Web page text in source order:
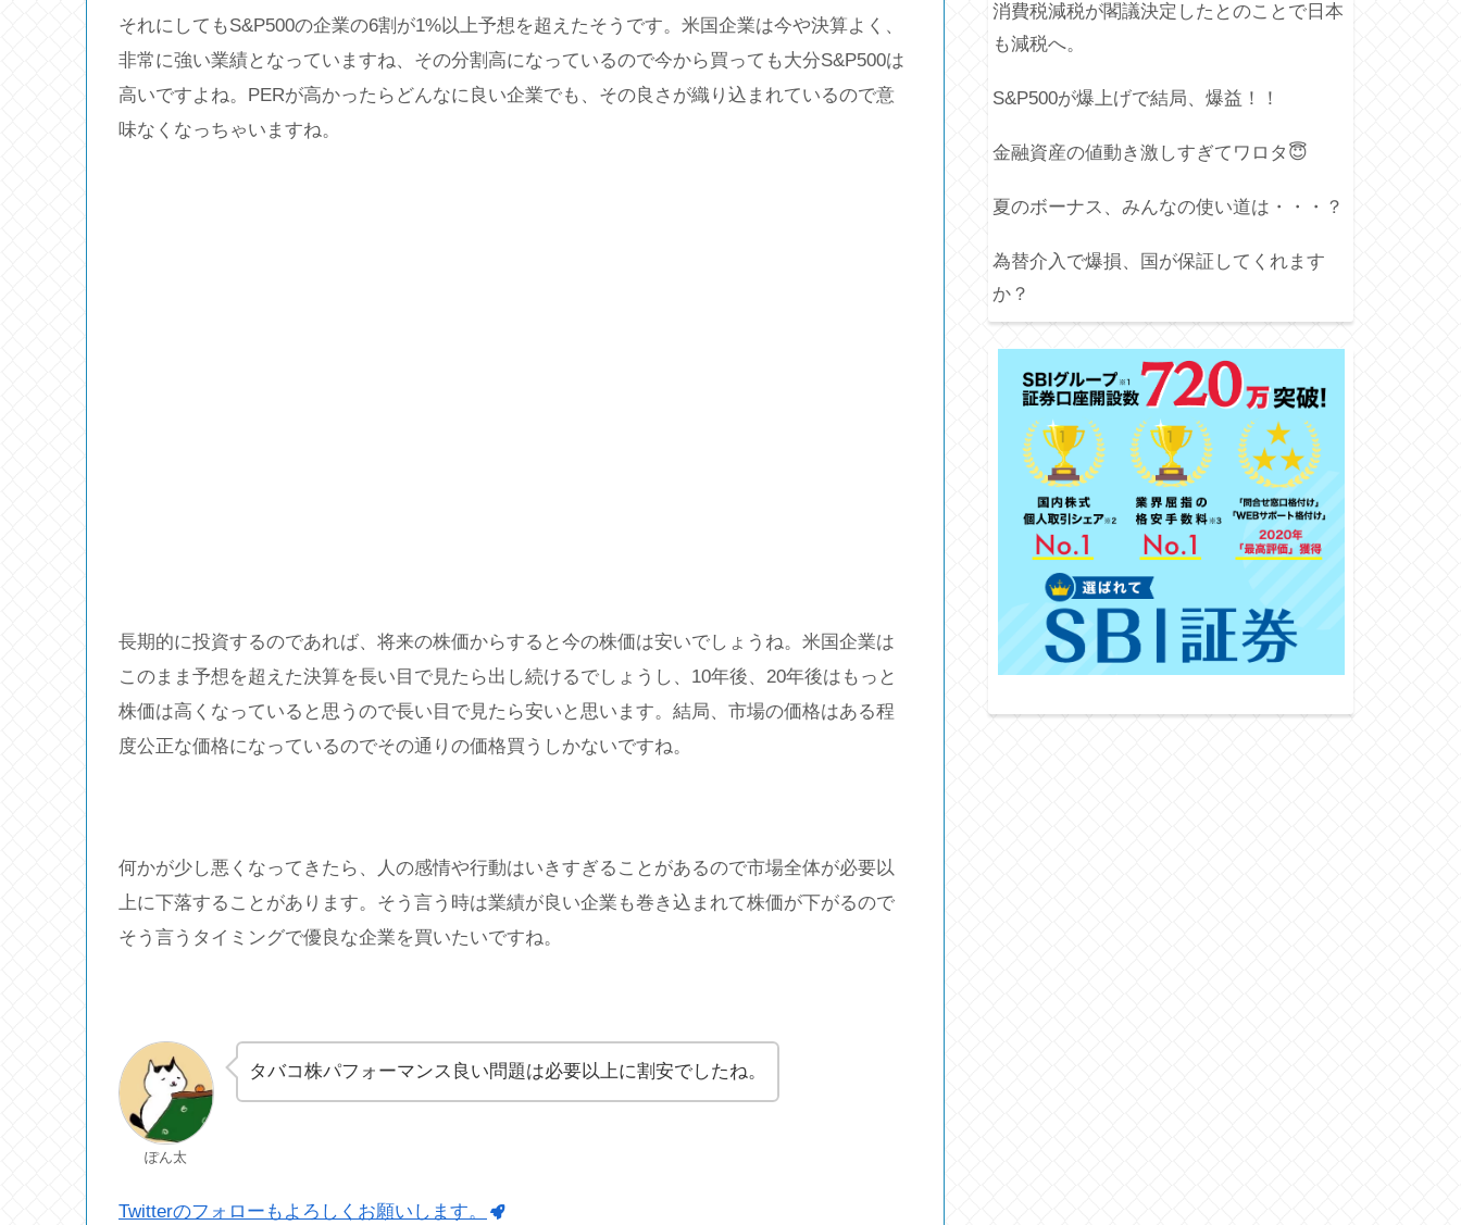
それにしてもS&P500の企業の6割が1%以上予想を超えたそうです。米国企業は今や決算よく、
非常に強い業績となっていますね、その分割高になっているので今から買っても大分S&P500は
高いですよね。PERが高かったらどんなに良い企業でも、その良さが織り込まれているので意
味なくなっちゃいますね。
長期的に投資するのであれば、将来の株価からすると今の株価は安いでしょうね。米国企業は
このまま予想を超えた決算を長い目で見たら出し続けるでしょうし、10年後、20年後はもっと
株価は高くなっていると思うので長い目で見たら安いと思います。結局、市場の価格はある程
度公正な価格になっているのでその通りの価格買うしかないですね。
何かが少し悪くなってきたら、人の感情や行動はいきすぎることがあるので市場全体が必要以
上に下落することがあります。そう言う時は業績が良い企業も巻き込まれて株価が下がるので
そう言うタイミングで優良な企業を買いたいですね。
ぽん太
タバコ株パフォーマンス良い問題は必要以上に割安でしたね。
Twitterのフォローもよろしくお願いします。
消費税減税が閣議決定したとのことで日本
も減税へ。
S&P500が爆上げで結局、爆益！！
金融資産の値動き激しすぎてワロタ😇
夏のボーナス、みんなの使い道は・・・？
為替介入で爆損、国が保証してくれます
か？